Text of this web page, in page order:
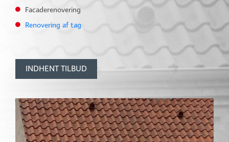
Facaderenovering
Renovering af tag
INDHENT TILBUD